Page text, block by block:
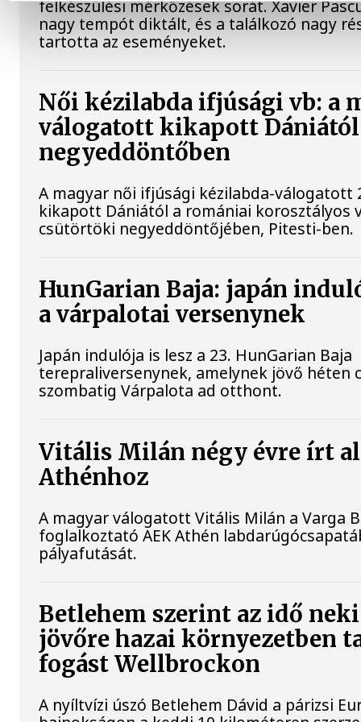
felkészülési mérkőzések sorát. Xavier
nagy tempót diktált, és a találkozó nagy
tartotta az eseményeket.
Női kézilabda ifjúsági vb: a
válogatott kikapott Dániától
negyeddöntőben
A magyar női ifjúsági kézilabda-válogatott
kikapott Dániától a romániai korosztályos
csütörtöki negyeddöntőjében, Pitesti-ben.
HunGarian Baja: japán
a várpalotai versenynek
Japán indulója is lesz a 23. HunGarian Baja
terepraliversenynek, amelynek jövő
szombatig Várpalota ad otthont.
Vitális Milán négy évre írt
Athénhoz
A magyar válogatott Vitális Milán a Varga
foglalkoztató AEK Athén
pályafutását.
Betlehem szerint az idő
jövőre hazai környezetben
fogást Wellbrockon
A nyíltvízi úszó Betlehem Dávid a párizsi